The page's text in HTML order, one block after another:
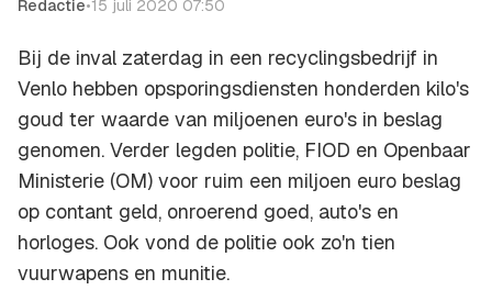
Redactie•15 juli 2020 07:50
Bij de inval zaterdag in een recyclingsbedrijf in
Venlo hebben opsporingsdiensten honderden kilo's
goud ter waarde van miljoenen euro's in beslag
genomen. Verder legden politie, FIOD en Openbaar
Ministerie (OM) voor ruim een miljoen euro beslag
op contant geld, onroerend goed, auto's en
horloges. Ook vond de politie ook zo'n tien
vuurwapens en munitie.